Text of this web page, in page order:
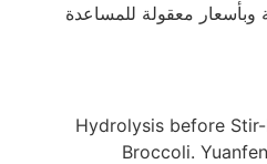
وبأسعار معقولة للمساعدة
Hydrolysis before
Broccoli.